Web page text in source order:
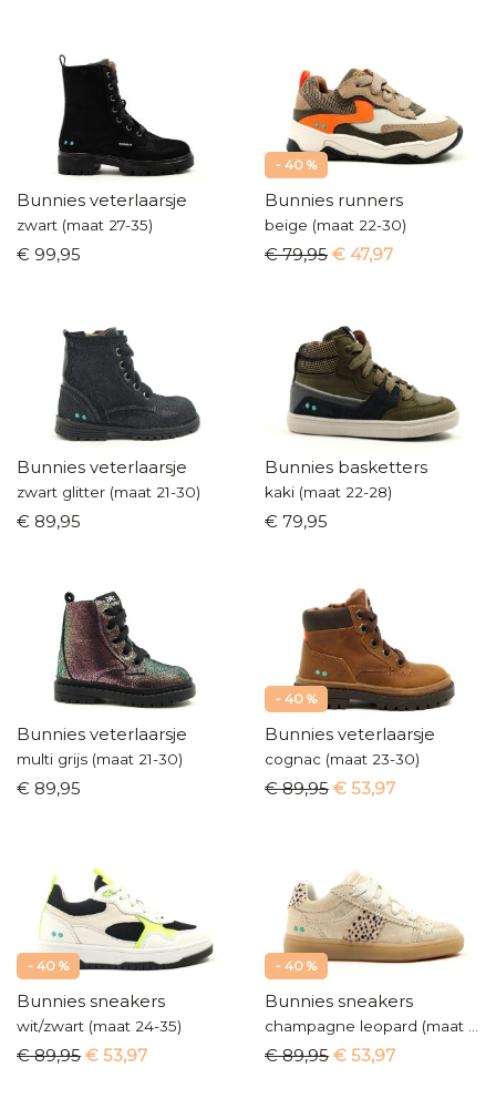
Bunnies veterlaarsje
zwart (maat 27-35)
€ 99,95
- 40 %
Bunnies runners
beige (maat 22-30)
€ 79,95 € 47,97
Bunnies veterlaarsje
zwart glitter (maat 21-30)
€ 89,95
Bunnies basketters
kaki (maat 22-28)
€ 79,95
Bunnies veterlaarsje
multi grijs (maat 21-30)
€ 89,95
- 40 %
Bunnies veterlaarsje
cognac (maat 23-30)
€ 89,95 € 53,97
- 40 %
Bunnies sneakers
wit/zwart (maat 24-35)
€ 89,95 € 53,97
- 40 %
Bunnies sneakers
€ 89,95 € 53,97